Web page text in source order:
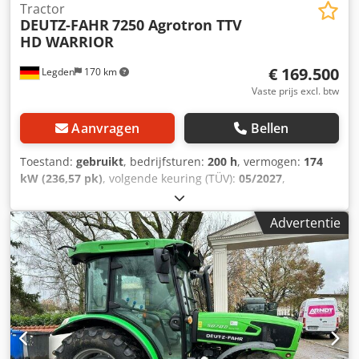
Legden 170 km
Tractor
DEUTZ-FAHR7250 Agrotron TTV
HD WARRIOR
€ 169.500
Vaste prijs excl. btw
Aanvragen Bellen
Toestand: gebruikt, bedrijfsturen: 200 h, vermogen: 174
kW (236,57 pk), volgende keuring (TÜV): 05/2027,
airconditioning, cabine, fronthef,
vierwielaandrijving, * GPS-antenne * Eerste inschrijving:
24.03.2024 * Geveerde vooras * WARRIOR-uitrusting
Crjdpfxevhv Rpo Aifjf * DAB Bluetooth-radio * Handsfree-
installatie * Airconditioning * Standkachel * Max-Comfort
bestuurdersstoel ----* LED-verlichting * Front- en achterhef
* Aftakas voor en achter ----* Bandmaat 1e as: 600/70R30 *
Bandmaat 2e as: 710/70R42 ----Voertuignummer: 9379----
Wijzigingen en tussentijdse verkoop voorbehouden ----Wij
staan u graag met raad en daad terzijde bij alle
Advertentie